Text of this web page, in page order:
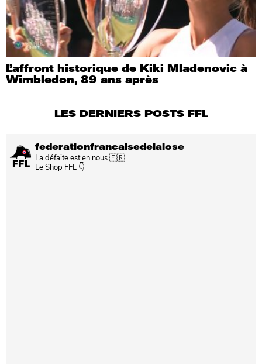
L’affront historique de Kiki Mladenovic à
Wimbledon, 89 ans après
LES DERNIERS POSTS FFL
federationfrancaisedelalose
La défaite est en nous 🇫🇷
Le Shop FFL 👇